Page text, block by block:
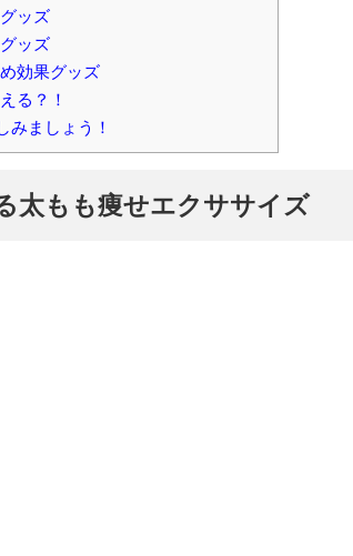
ッズ
ッズ
効果グッズ
る？！
みましょう！
太もも痩せエクササイズ